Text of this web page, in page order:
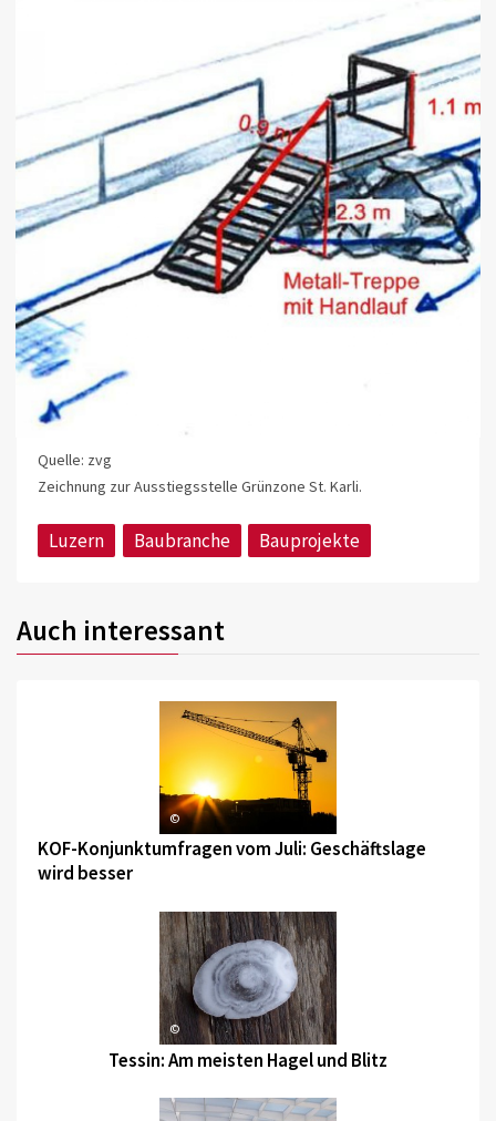
Quelle: zvg
Zeichnung zur Ausstiegsstelle Grünzone St. Karli.
Luzern Baubranche Bauprojekte
Auch interessant
©
KOF-Konjunktumfragen vom Juli: Geschäftslage
wird besser
©
Tessin: Am meisten Hagel und Blitz